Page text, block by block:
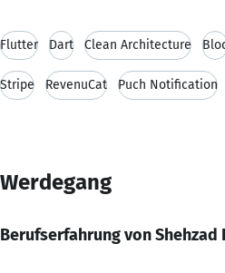
Flutter Dart Clean Architecture
Stripe RevenuCat Puch Notification
Werdegang
Berufserfahrung von Shehzad